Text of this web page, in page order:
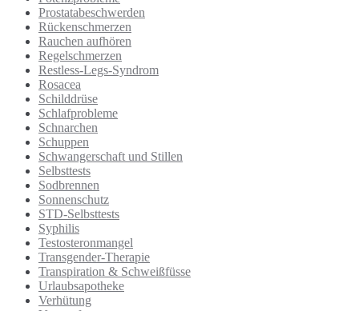
Prostatabeschwerden
Rückenschmerzen
Rauchen aufhören
Regelschmerzen
Restless-Legs-Syndrom
Rosacea
Schilddrüse
Schlafprobleme
Schnarchen
Schuppen
Schwangerschaft und Stillen
Selbsttests
Sodbrennen
Sonnenschutz
STD-Selbsttests
Syphilis
Testosteronmangel
Transgender-Therapie
Transpiration & Schweißfüsse
Urlaubsapotheke
Verhütung